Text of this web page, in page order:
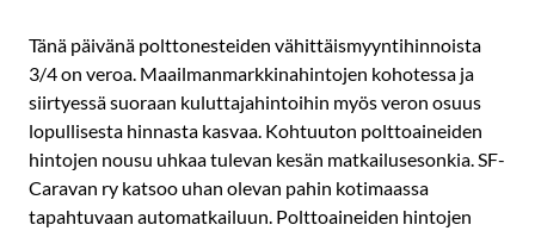
Tänä päivänä polttonesteiden vähittäismyyntihinnoista
3/4 on veroa. Maailmanmarkkinahintojen kohotessa ja
siirtyessä suoraan kuluttajahintoihin myös veron osuus
lopullisesta hinnasta kasvaa. Kohtuuton polttoaineiden
hintojen nousu uhkaa tulevan kesän matkailusesonkia. SF-
Caravan ry katsoo uhan olevan pahin kotimaassa
tapahtuvaan automatkailuun. Polttoaineiden hintojen